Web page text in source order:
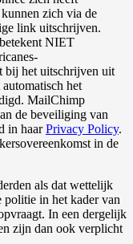
zich via de
link uitschrijven.
NIET
bij het uitschrijven uit
het
MailChimp
de beveiliging van
in haarPrivacy Policy.
in de
als dat wettelijk
politie in het kader van
In een dergelijk
zijn dan ook verplicht